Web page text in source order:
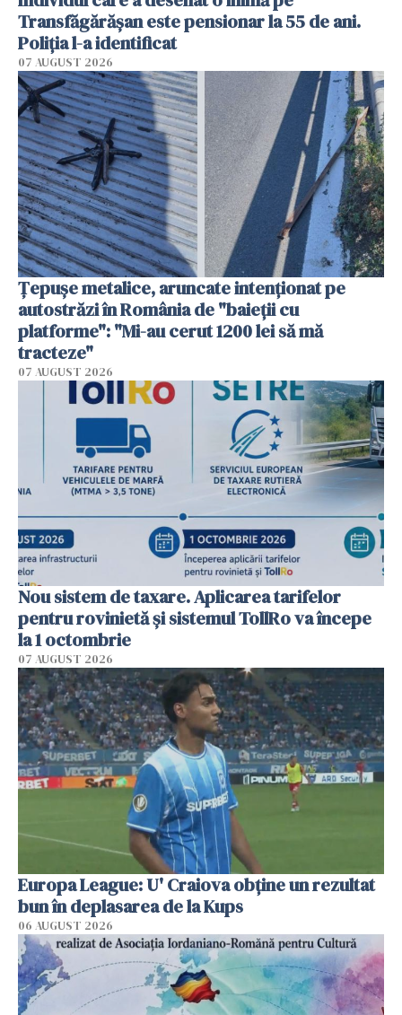
Transfăgărășan este pensionar la 55 de ani.
Poliția l-a identificat
07 AUGUST 2026
Țepușe metalice, aruncate intenționat pe
autostrăzi în România de "baieții cu
platforme": "Mi-au cerut 1200 lei să mă
tracteze"
07 AUGUST 2026
Nou sistem de taxare. Aplicarea tarifelor
pentru rovinietă şi sistemul TollRo va începe
la 1 octombrie
07 AUGUST 2026
Europa League: U' Craiova obține un rezultat
bun în deplasarea de la Kups
06 AUGUST 2026